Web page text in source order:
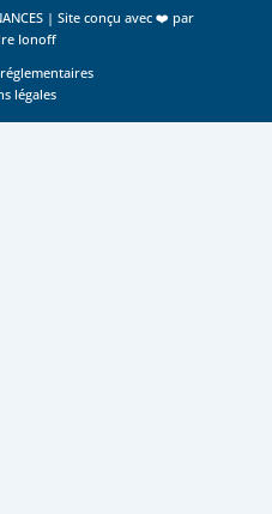
| Site conçu avec ❤️ par
Ionoff
légales